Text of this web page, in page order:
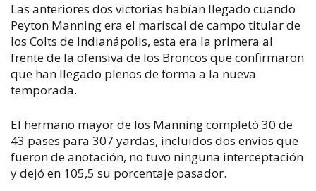
Las anteriores dos victorias habían llegado cuando
Peyton Manning era el mariscal de campo titular de
los Colts de Indianápolis, esta era la primera al
frente de la ofensiva de los Broncos que confirmaron
que han llegado plenos de forma a la nueva
temporada.
El hermano mayor de los Manning completó 30 de
43 pases para 307 yardas, incluidos dos envíos que
fueron de anotación, no tuvo ninguna interceptación
y dejó en 105,5 su porcentaje pasador.